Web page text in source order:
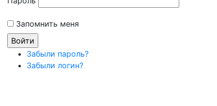
Запомнить меня
Забыли пароль?
Забыли логин?